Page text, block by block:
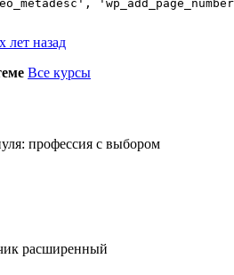
лет назад
Все курсы
профессия с выбором
расширенный